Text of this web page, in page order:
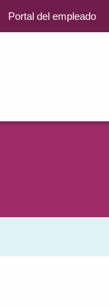
Portal del empleado